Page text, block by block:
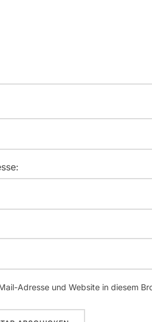
Adresse und Website in diesem